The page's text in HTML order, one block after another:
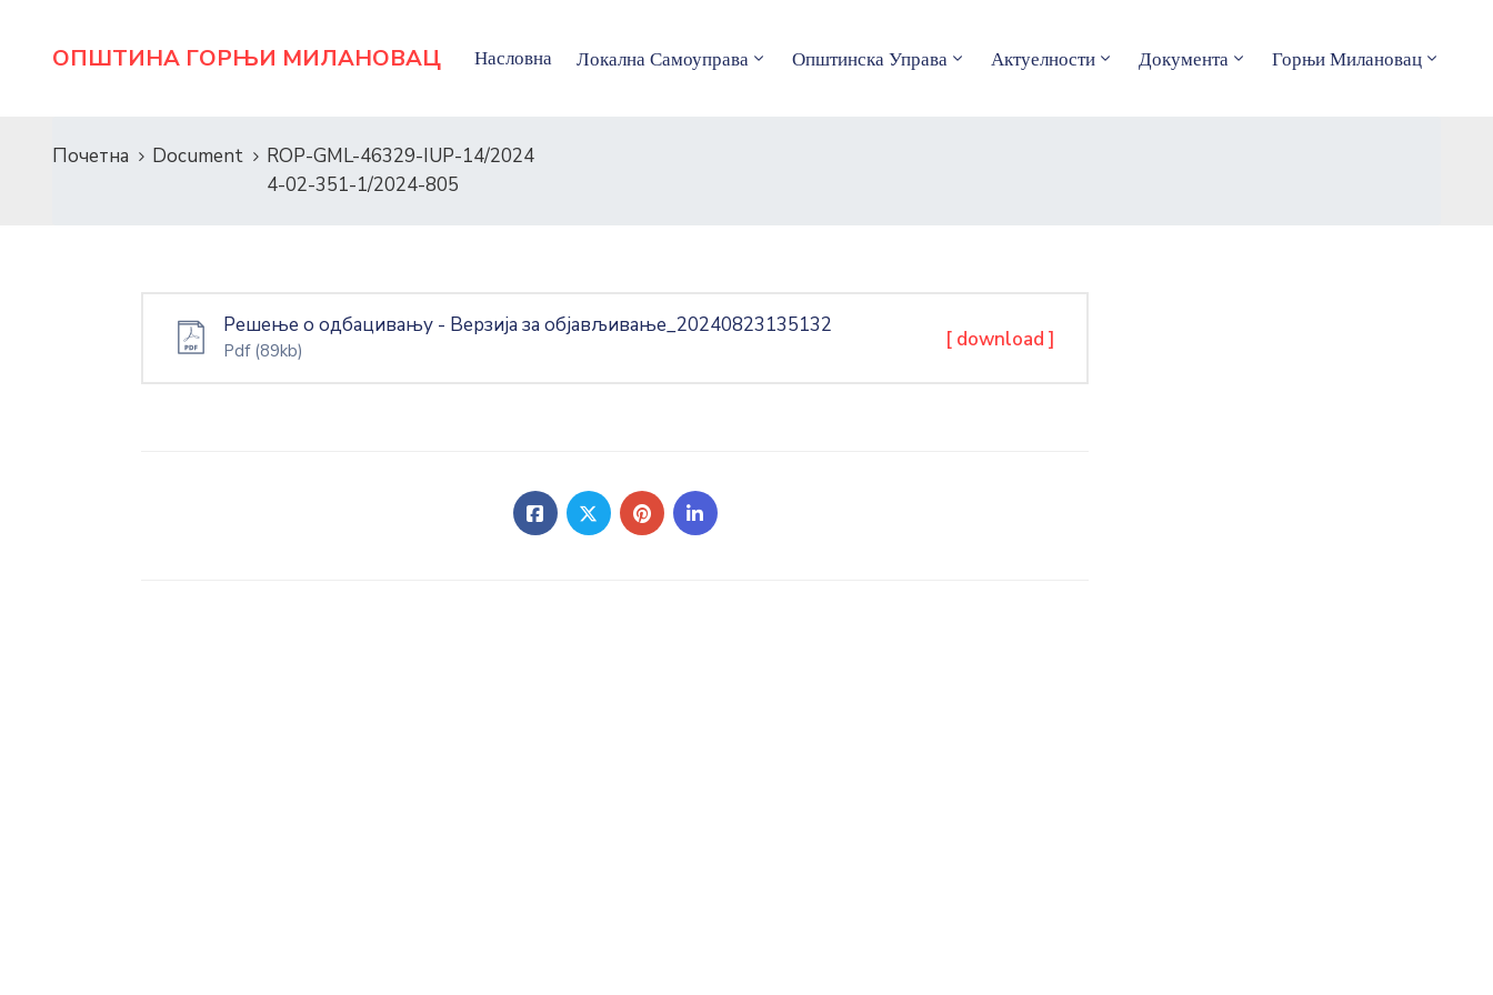
ОПШТИНА ГОРЊИ МИЛАНОВАЦ Насловна Локална Самоуправа Општинска Управа Актуелности Документа Горњи Милановац
Почетна Document
ROP-GML-46329-IUP-14/2024
4-02-351-1/2024-805
Решење о одбацивању - Верзија за објављивање_20240823135132
Pdf (89kb) [ download ]